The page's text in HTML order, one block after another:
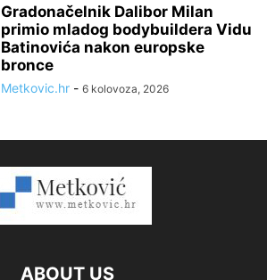
Gradonačelnik Dalibor Milan
primio mladog bodybuildera Vidu
Batinovića nakon europske
bronce
Metkovic.hr - 6 kolovoza, 2026
ABOUT US